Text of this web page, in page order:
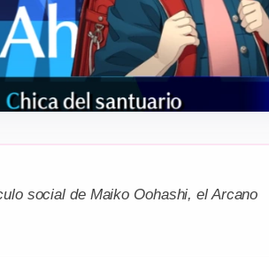
social de Maiko Oohashi,el Arcano